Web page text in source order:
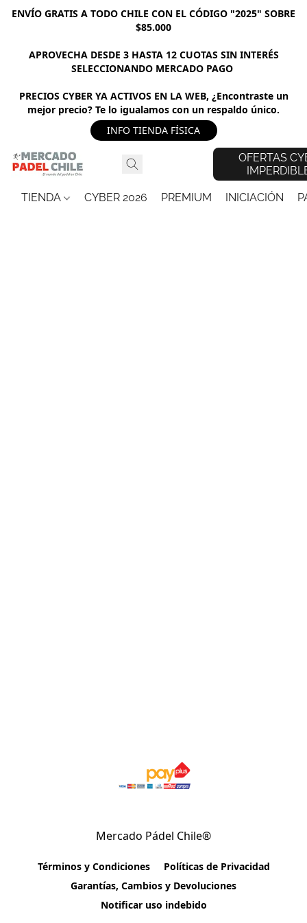
ENVÍO GRATIS A TODO CHILE CON EL CÓDIGO "2025" SOBRE
$85.000
APROVECHA DESDE 3 HASTA 12 CUOTAS SIN INTERÉS
SELECCIONANDO MERCADO PAGO
PRECIOS CYBER YA ACTIVOS EN LA WEB, ¿Encontraste un
mejor precio? Te lo igualamos con un respaldo único.
INFO TIENDA FÍSICA
OFERTAS
TIENDA CYBER 2026 PREMIUM INICIACIÓN
Mercado Pádel Chile®
Términos y Condiciones
Políticas de Privacidad
Garantías, Cambios y Devoluciones
Notificar uso indebido